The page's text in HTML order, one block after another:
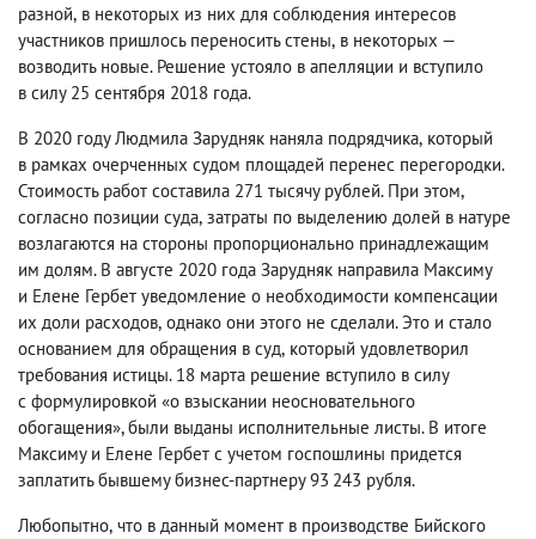
разной, в некоторых из них для соблюдения интересов
участников пришлось переносить стены, в некоторых —
возводить новые. Решение устояло в апелляции и вступило
в силу 25 сентября 2018 года.
В 2020 году Людмила Зарудняк наняла подрядчика, который
в рамках очерченных судом площадей перенес перегородки.
Стоимость работ составила 271 тысячу рублей. При этом,
согласно позиции суда, затраты по выделению долей в натуре
возлагаются на стороны пропорционально принадлежащим
им долям. В августе 2020 года Зарудняк направила Максиму
и Елене Гербет уведомление о необходимости компенсации
их доли расходов, однако они этого не сделали. Это и стало
основанием для обращения в суд, который удовлетворил
требования истицы. 18 марта решение вступило в силу
с формулировкой «о взыскании неосновательного
обогащения», были выданы исполнительные листы. В итоге
Максиму и Елене Гербет с учетом госпошлины придется
заплатить бывшему бизнес-партнеру 93 243 рубля.
Любопытно, что в данный момент в производстве Бийского